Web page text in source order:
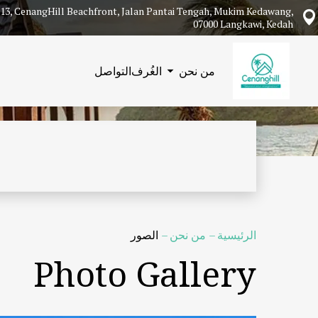
CenangHill Beachfront, Jalan Pantai Tengah, Mukim Kedawang,
07000 Langkawi, Kedah
من نحن الغُرفالتواصل
الرئيسية– من نحن– الصور
Photo Gallery